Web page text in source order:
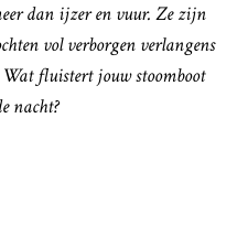
dan ijzer en vuur. Ze zijn
vol verborgen verlangens
fluistert jouw stoomboot
nacht?